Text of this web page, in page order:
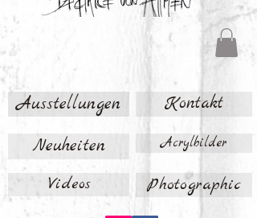
Ausstellungen Kontakt
Neuheiten Acrylbilder
Videos Photographic